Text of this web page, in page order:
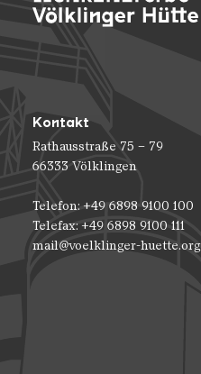
Kontakt
Rathausstraße 75 – 79
66333 Völklingen
Telefon: +49 6898 9100 100
Telefax: +49 6898 9100 111
mail@voelklinger-huette.org